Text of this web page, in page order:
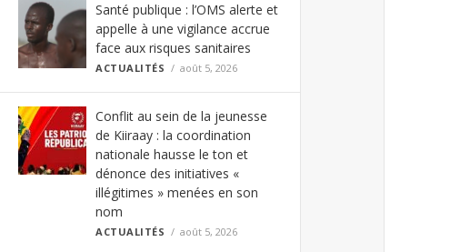
Santé publique : l’OMS alerte et
appelle à une vigilance accrue
face aux risques sanitaires
ACTUALITÉS août 5, 2026
Conflit au sein de la jeunesse
de Kiiraay : la coordination
nationale hausse le ton et
dénonce des initiatives «
illégitimes » menées en son
nom
ACTUALITÉS août 5, 2026